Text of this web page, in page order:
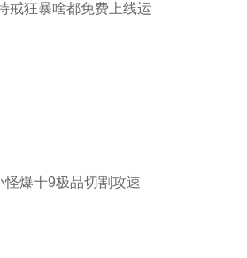
戒狂暴啥都免费上线运
怪爆十9极品切割攻速